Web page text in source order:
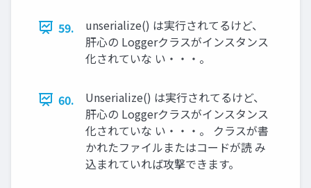
59.
unserialize() は実行されてるけど、
肝心の Loggerクラスがインスタンス
化されていな い・・・。
60.
Unserialize() は実行されてるけど、
肝心の Loggerクラスがインスタンス
化されていな い・・・。 クラスが書
かれたファイルまたはコードが読 み
込まれていれば攻撃できます。